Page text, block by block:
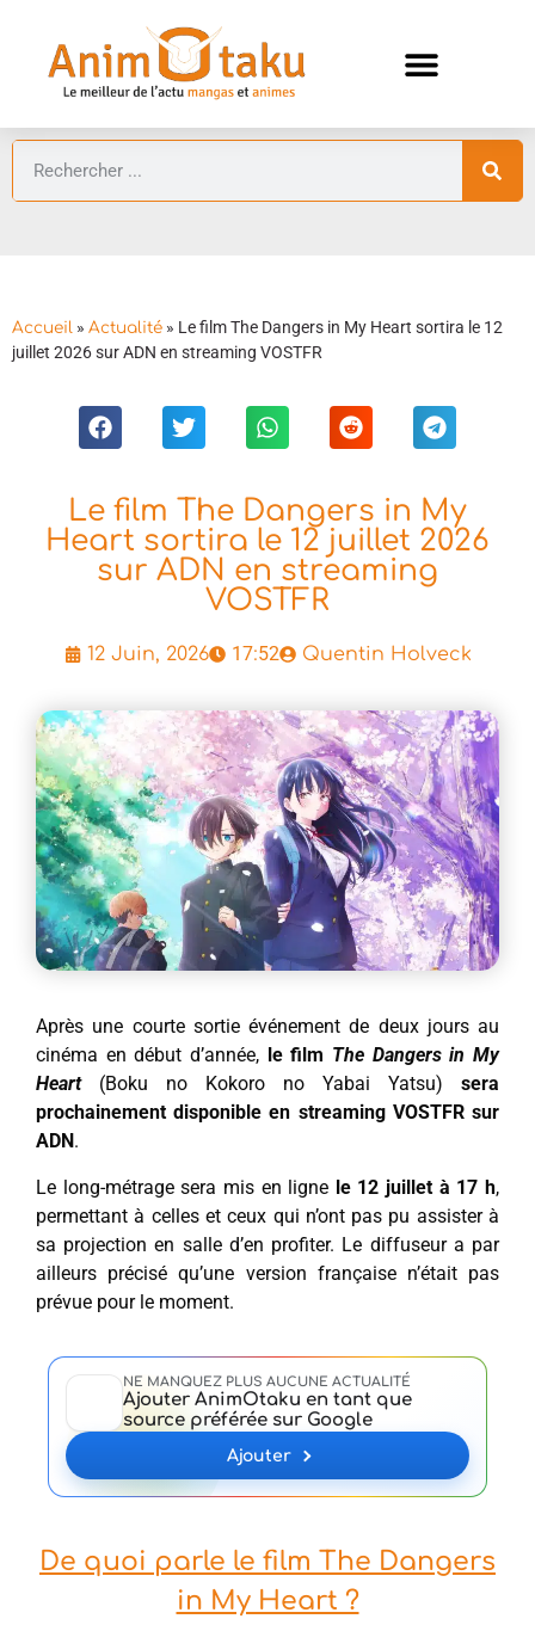
Accueil » Actualité » Le film The Dangers in My Heart sortira le 12
juillet 2026 sur ADN en streaming VOSTFR
Le film The Dangers in My
Heart sortira le 12 juillet 2026
sur ADN en streaming
VOSTFR
12 Juin, 2026 17:52 Quentin Holveck
Après une courte sortie événement de deux jours au
cinéma en début d’année, le film The Dangers in My
Heart(Boku no Kokoro no Yabai Yatsu) sera
prochainement disponible en streaming VOSTFR sur
ADN .
Le long-métrage sera mis en ligne le 12 juillet à 17 h,
permettant à celles et ceux qui n’ont pas pu assister à
sa projection en salle d’en profiter. Le diffuseur a par
ailleurs précisé qu’une version française n’était pas
prévue pour le moment.
NE MANQUEZ PLUS AUCUNE ACTUALITÉ
Ajouter AnimOtaku en tant que
source préférée sur Google
Ajouter
De quoi parle le film The Dangers
in My Heart ?